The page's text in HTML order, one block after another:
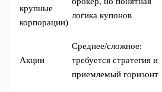
крупные
корпорации)
логика купонов
Акции
Среднее/сложное:
требуется стратегия и
приемлемый горизонт